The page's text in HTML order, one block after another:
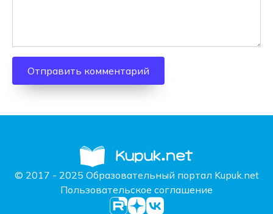
© 2017 - 2025 Образовательный портал Kupuk.net
Пользовательское соглашение